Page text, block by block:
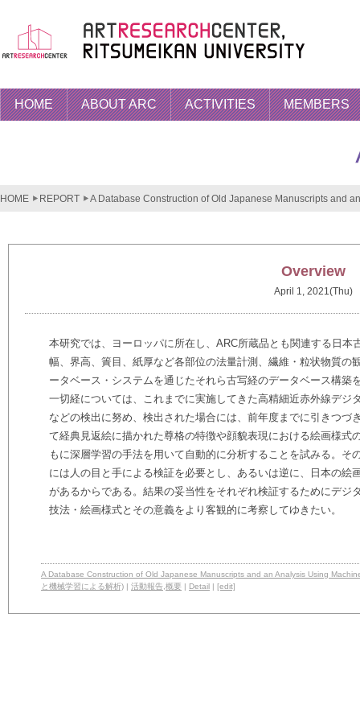
HOME ABOUT ARC ACTIVITIES MEMBERS
HOME REPORT A Database Construction of Old Japanese Manuscripts and
Overview
April 1, 2021(Thu)
本研究では、ヨーロッパに所在し、ARC所蔵品とも関連する日本
幅、界高、簀目、紙厚など各部位の法量計測、繊維・粒状物質の
ータベース・システムを通じたそれら古写経のデータベース構築
一切経については、これまでに実施してきた高精細近赤外線デジ
などの検出に努め、検出された場合には、前年度までに引きつづ
て経典見返絵に描かれた尊格の特徴や顔貌表現における絵画様式
もに深層学習の手法を用いて自動的に分析することを試みる。そ
には人の目と手による検証を必要とし、あるいは逆に、日本の絵
があるからである。結果の妥当性をそれぞれ検証するためにデジ
技法・絵画様式とその意義をより客観的に考察してゆきたい。
A Database Construction of Old Japanese Manuscripts and an Analysis Using
と機械学習による解析) | 活動報告 概要 | Detail | [edit]